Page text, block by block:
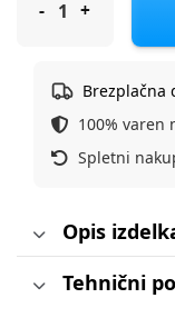
Brezplačna
100% varen
Spletni
Opis
Tehnični